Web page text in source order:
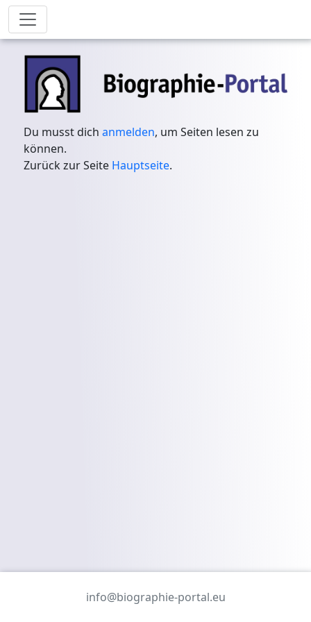
Du musst dichanmelden, um Seiten lesen zu
können.
Zurück zur Seite Hauptseite.
info@biographie-portal.eu